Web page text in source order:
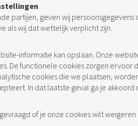
partijen, geven wij
als wij dat wettelijk verplicht zijn.
informatie kan opslaan. Onze
De functionele cookies zorgen ervoor
cookies die we plaatsen,
In dat laatste geval ga je
of je onze cookies wilt